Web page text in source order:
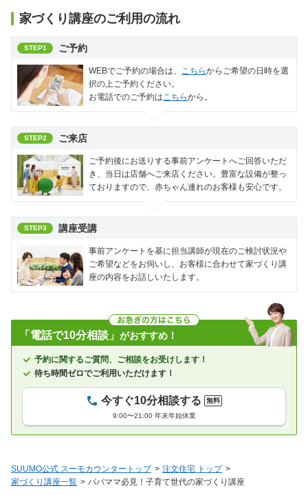
家づくり講座のご利用の流れ
STEP1 ご予約
WEBでご予約の場合は、 こちらからご希望の日時を選
択の上ご予約ください。
お電話でのご予約はこちらから。
STEP2 ご来店
ご予約後にお送りする事前アンケートへご回答いただ
き、当日は店舗へご来店ください。豊富な設備が整っ
ておりますので、赤ちゃん連れのお客様も安心です。
STEP3 講座受講
事前アンケートを基に担当講師が現在のご検討状況や
ご希望などをお伺いし、お客様に合わせて家づくり講
座の内容をお話しいたします。
「電話で10分相談」 がおすすめ！
予約に関するご質問、ご相談をお受けします！
待ち時間ゼロでご利用いただけます！
今すぐ10分相談する
無料
9:00〜21:00 年末年始休業
SUUMO公式 スーモカウンタートップ
注文住宅 トップ
家づくり講座一覧
パパママ必見！子育て世代の家づくり講座